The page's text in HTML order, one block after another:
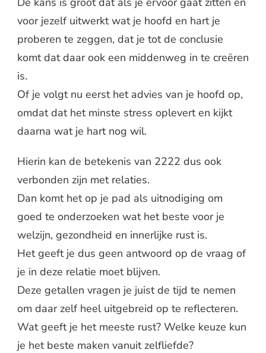
voor jezelf uitwerkt wat je hoofd en hart je
proberen te zeggen, dat je tot de conclusie
komt dat daar ook een middenweg in te creëren
is.
Of je volgt nu eerst het advies van je hoofd op,
omdat dat het minste stress oplevert en kijkt
daarna wat je hart nog wil.
Hierin kan de betekenis van 2222 dus ook
verbonden zijn met relaties.
Dan komt het op je pad als uitnodiging om
goed te onderzoeken wat het beste voor je
welzijn, gezondheid en innerlijke rust is.
Het geeft je dus geen antwoord op de vraag of
je in deze relatie moet blijven.
Deze getallen vragen je juist de tijd te nemen
om daar zelf heel uitgebreid op te reflecteren.
Wat geeft je het meeste rust? Welke keuze kun
je het beste maken vanuit zelfliefde?